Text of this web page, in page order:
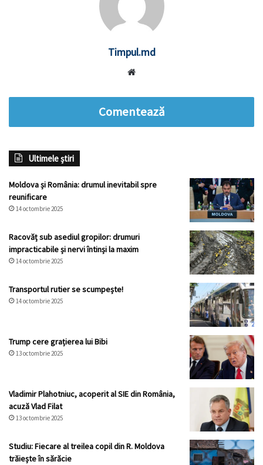
Timpul.md
Comentează
Ultimele știri
Moldova și România: drumul inevitabil spre
reunificare
14 octombrie 2025
Racovăț sub asediul gropilor: drumuri
impracticabile și nervi întinși la maxim
14 octombrie 2025
Transportul rutier se scumpește!
14 octombrie 2025
Trump cere grațierea lui Bibi
13 octombrie 2025
Vladimir Plahotniuc, acoperit al SIE din România,
acuză Vlad Filat
13 octombrie 2025
Studiu: Fiecare al treilea copil din R. Moldova
trăiește în sărăcie